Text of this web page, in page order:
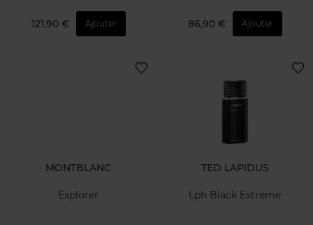
121,90 € Ajouter 86,90 € Ajouter
MONTBLANC
Explorer
TED LAPIDUS
Lph Black Extreme